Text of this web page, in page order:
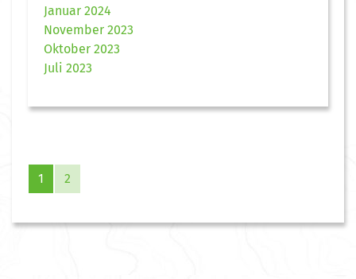
Januar 2024
November 2023
Oktober 2023
Juli 2023
1 2